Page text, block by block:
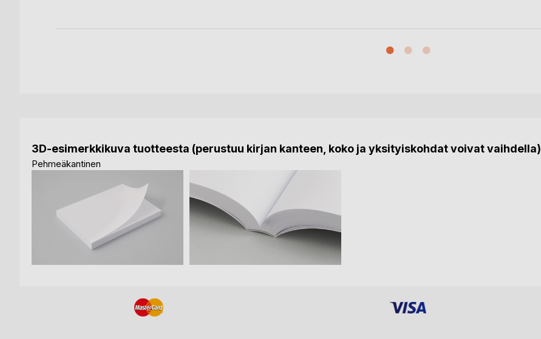
3D-esimerkkikuva tuotteesta (perustuu kirjan kanteen, koko ja yksityiskohdat voivat vaihdella)
Pehmeäkantinen